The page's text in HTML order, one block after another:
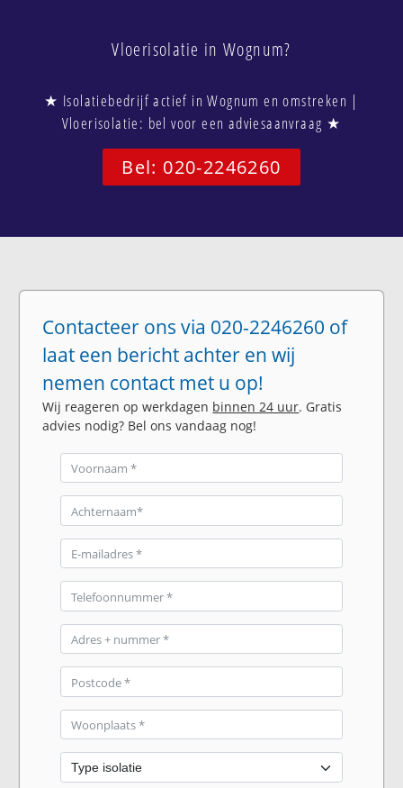
Vloerisolatie in Wognum?
★ Isolatiebedrijf actief in Wognum en omstreken |
Vloerisolatie: bel voor een adviesaanvraag ★
Bel: 020-2246260
Contacteer ons via 020-2246260 of
laat een bericht achter en wij
nemen contact met u op!
Wij reageren op werkdagen binnen 24 uur. Gratis
advies nodig? Bel ons vandaag nog!